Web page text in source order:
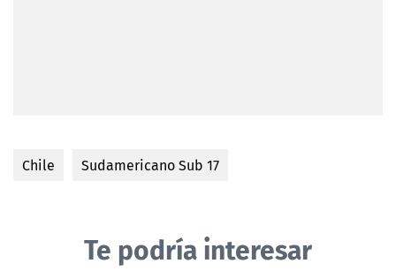
Chile Sudamericano Sub 17
Te podría interesar